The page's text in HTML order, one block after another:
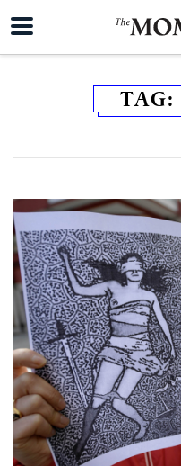
TAG: